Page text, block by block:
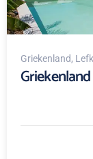
Griekenland,